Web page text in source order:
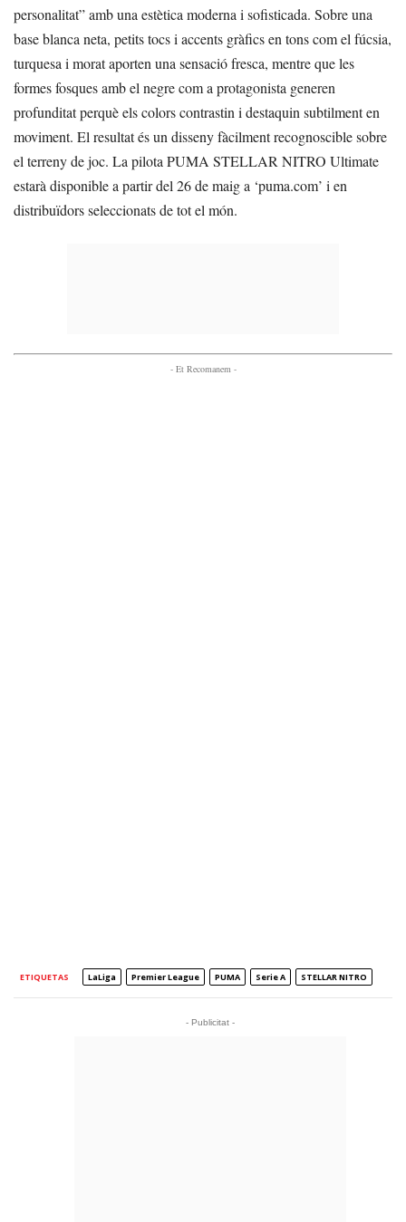
personalitat” amb una estètica moderna i sofisticada. Sobre una
base blanca neta, petits tocs i accents gràfics en tons com el fúcsia,
turquesa i morat aporten una sensació fresca, mentre que les
formes fosques amb el negre com a protagonista generen
profunditat perquè els colors contrastin i destaquin subtilment en
moviment. El resultat és un disseny fàcilment recognoscible sobre
el terreny de joc. La pilota PUMA STELLAR NITRO Ultimate
estarà disponible a partir del 26 de maig a ‘puma.com’ i en
distribuïdors seleccionats de tot el món.
- Et Recomanem -
ETIQUETAS LaLiga Premier League PUMA Serie A STELLAR NITRO
- Publicitat -